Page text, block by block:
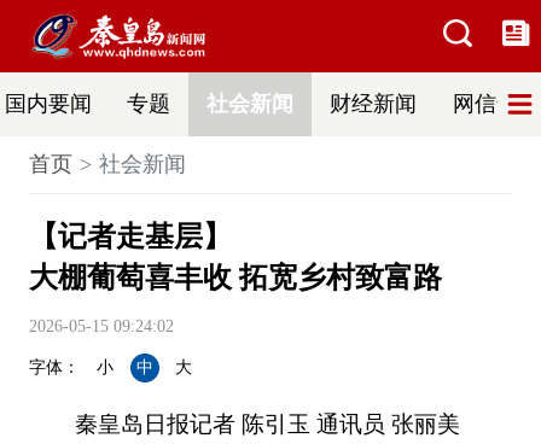
国内要闻 专题 社会新闻 财经新闻 网信普法
首页 社会新闻
【记者走基层】
大棚葡萄喜丰收 拓宽乡村致富路
2026-05-15 09:24:02
字体： 小 中 大
秦皇岛日报记者 陈引玉 通讯员 张丽美